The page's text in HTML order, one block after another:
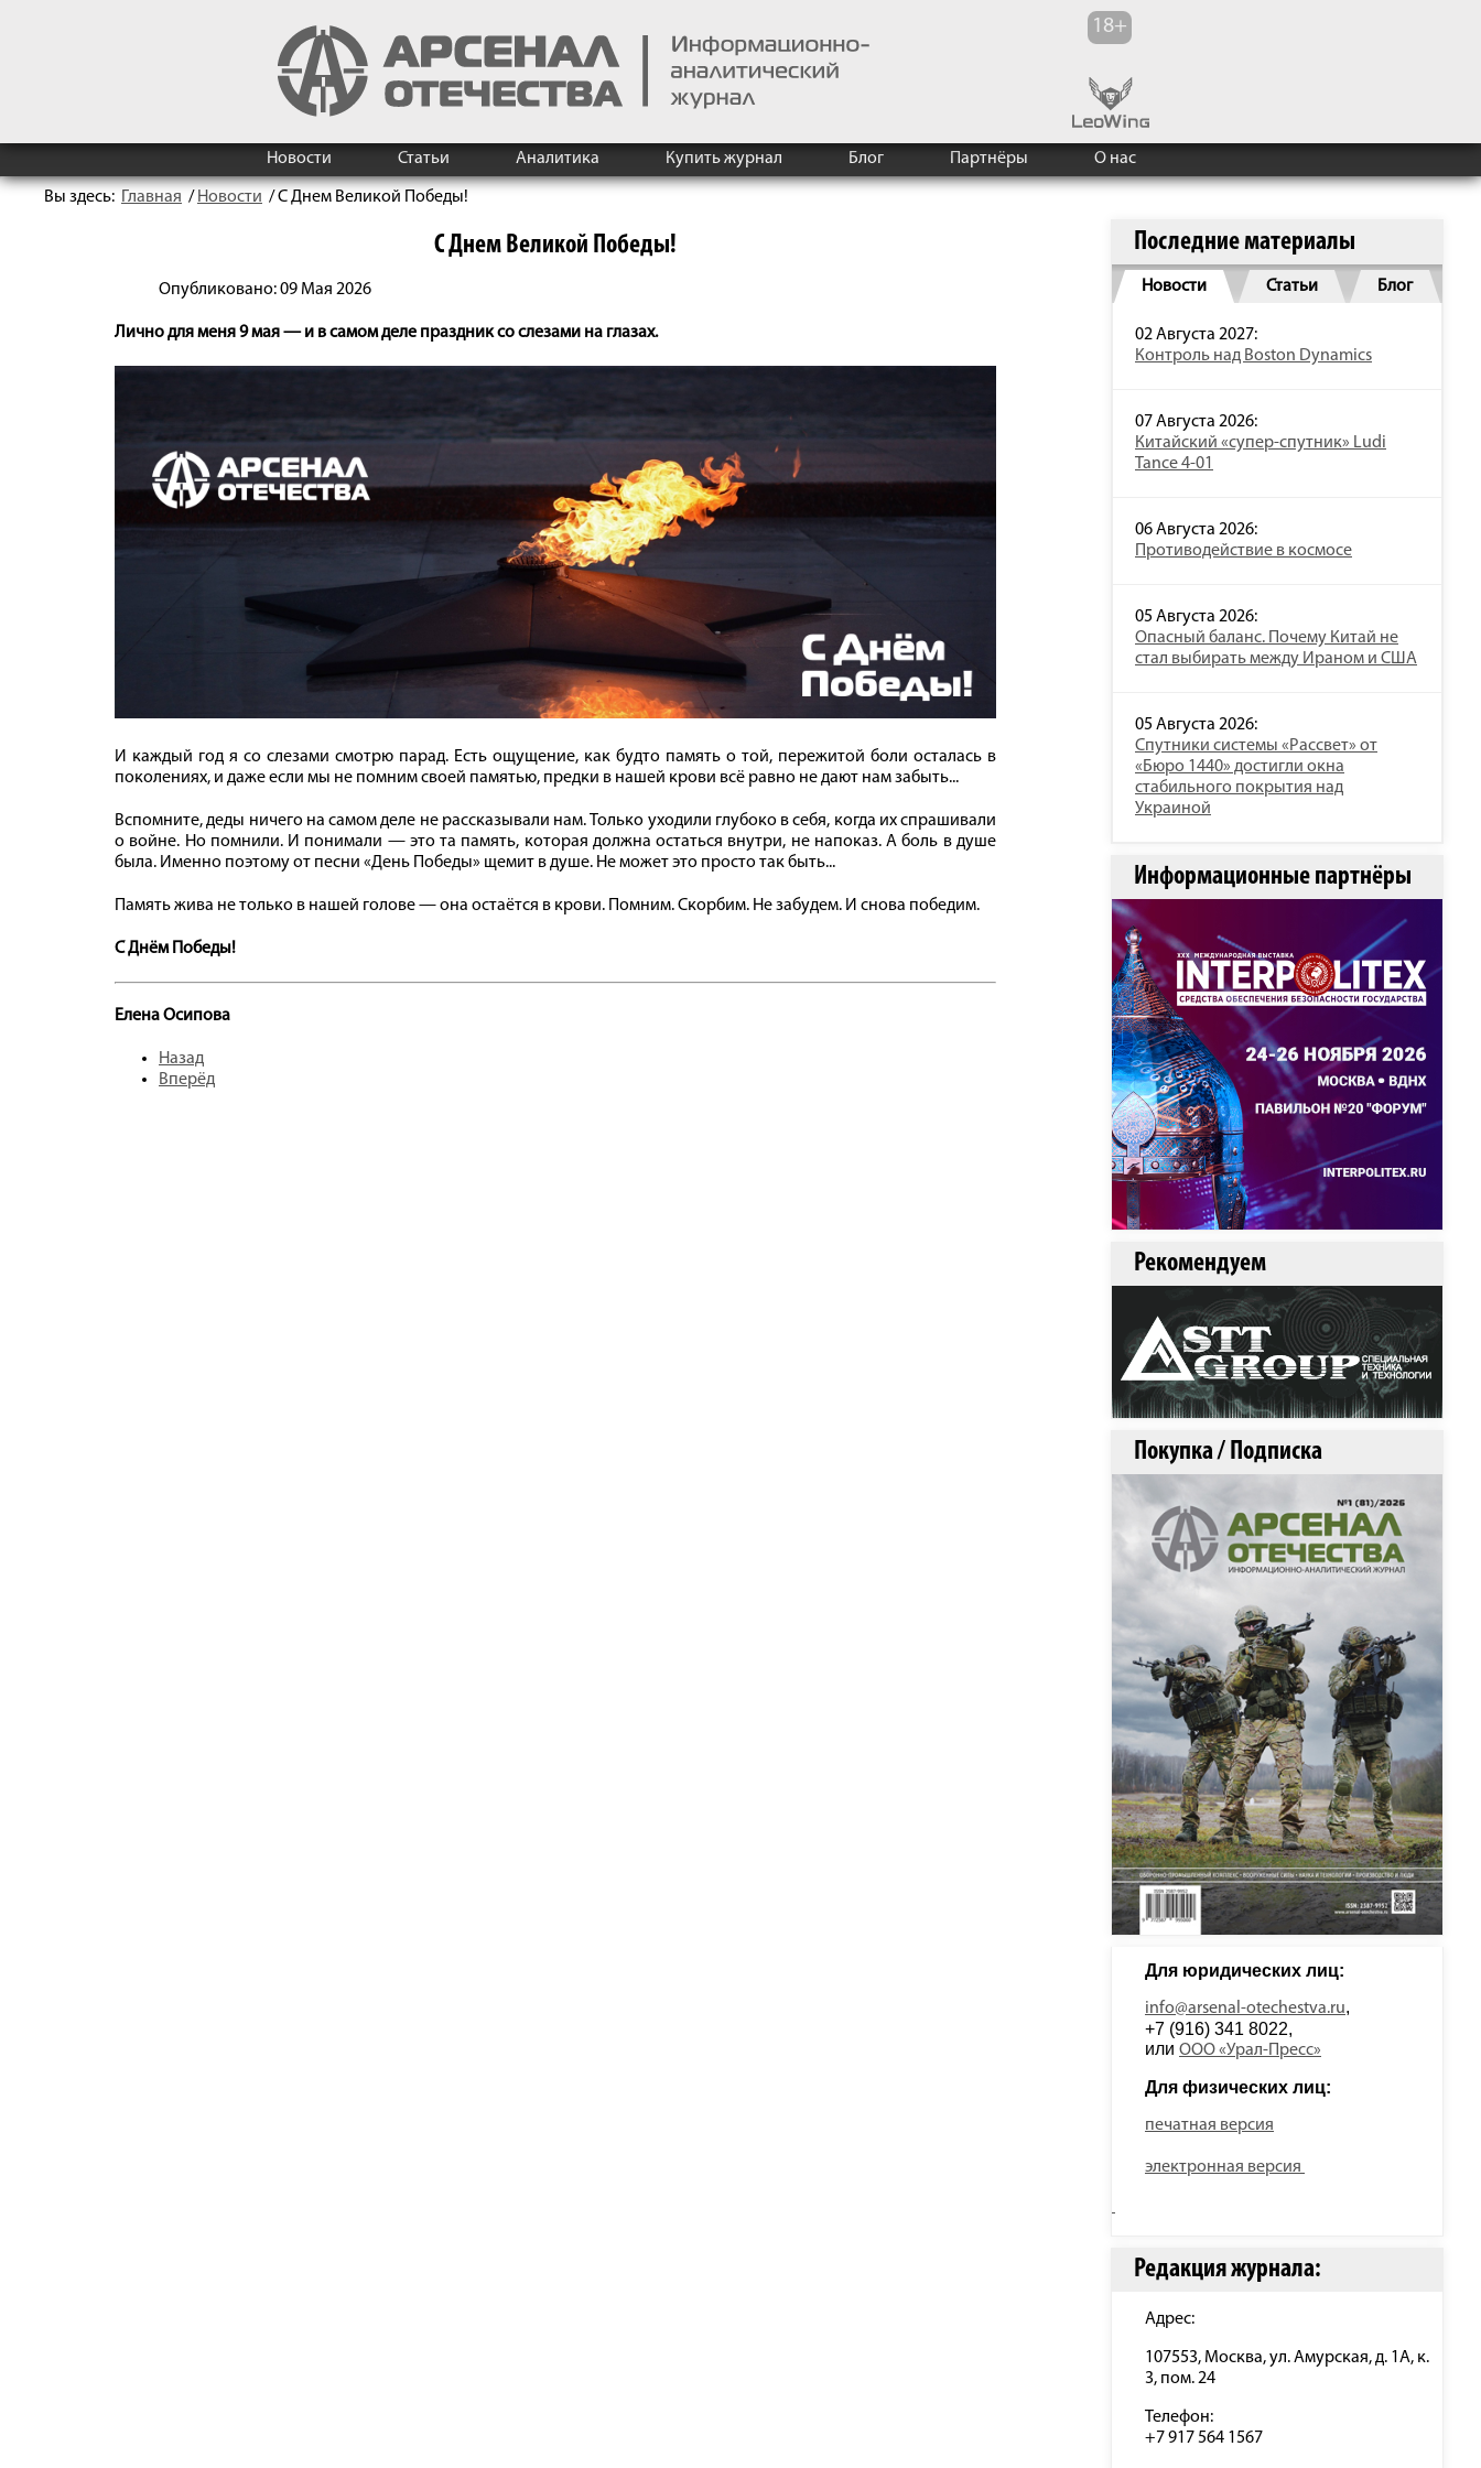
Новости Статьи Аналитика Купить журнал Блог Партнёры О нас
Вы здесь: Главная / Новости /С Днем Великой Победы!
С Днем Великой Победы!
Опубликовано: 09 Мая 2026
Лично для меня 9 мая — и в самом деле праздник со слезами на глазах.
И каждый год я со слезами смотрю парад. Есть ощущение, как будто память о той, пережитой боли осталась в
поколениях, и даже если мы не помним своей памятью, предки в нашей крови всё равно не дают нам забыть...
Вспомните, деды ничего на самом деле не рассказывали нам. Только уходили глубоко в себя, когда их спрашивали
о войне. Но помнили. И понимали — это та память, которая должна остаться внутри, не напоказ. А боль в душе
была. Именно поэтому от песни «День Победы» щемит в душе. Не может это просто так быть...
Память жива не только в нашей голове — она остаётся в крови. Помним. Скорбим. Не забудем. И снова победим.
С Днём Победы!
Елена Осипова
Назад
Вперёд
Последние материалы
Новости Статьи Блог
02 Августа 2027:
Контроль над Boston Dynamics
07 Августа 2026:
Китайский «супер-спутник» Ludi
Tance 4-01
06 Августа 2026:
Противодействие в космосе
05 Августа 2026:
Опасный баланс. Почему Китай не
стал выбирать между Ираном и США
05 Августа 2026:
Спутники системы «Рассвет» от
«Бюро 1440» достигли окна
стабильного покрытия над
Украиной
Информационные партнёры
Рекомендуем
Покупка / Подписка
Для юридических лиц:
info@arsenal-otechestva.ru,
+7 (916) 341 8022,
или ООО «Урал-Пресс»
Для физических лиц:
печатная версия
электронная версия
Редакция журнала:
Адрес:
107553, Москва, ул. Амурская, д. 1А, к.
3, пом. 24
Телефон:
+7 917 564 1567